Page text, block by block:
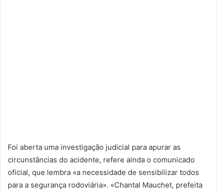
Foi aberta uma investigação judicial para apurar as
circunstâncias do acidente, refere ainda o comunicado
oficial, que lembra «a necessidade de sensibilizar todos
para a segurança rodoviária». «Chantal Mauchet, prefeita